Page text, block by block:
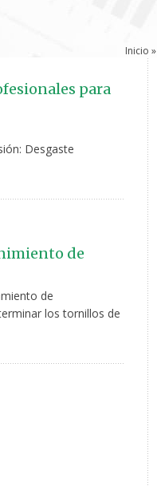
Inicio
para
Desgaste
de
de
los tornillos de